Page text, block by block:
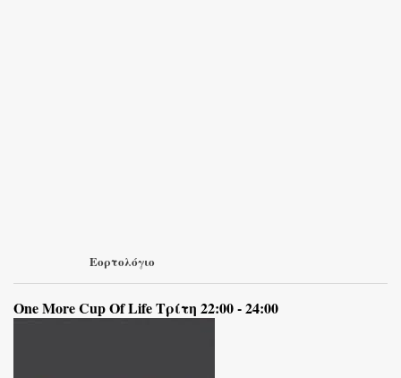
Εορτολόγιο
One More Cup Of Life Τρίτη 22:00 - 24:00